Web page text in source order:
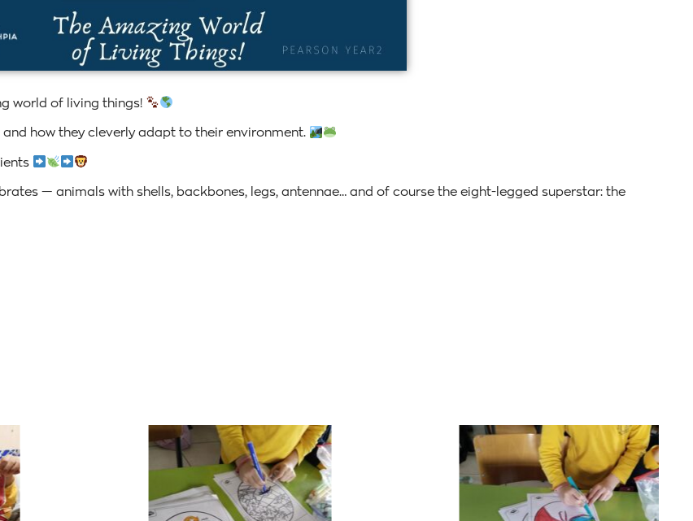
world of living things!
how they cleverly adapt to their environment.
— animals with shells, backbones, legs, antennae… and of course the eight-legged superstar: the